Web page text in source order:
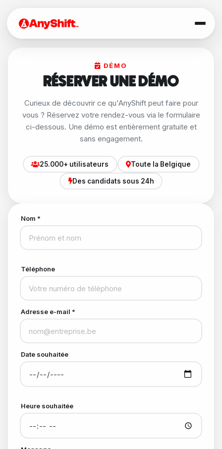
DÉMO
RÉSERVER UNE DÉMO
Curieux de découvrir ce qu'AnyShift peut faire pour
vous ? Réservez votre rendez-vous via le formulaire
ci-dessous. Une démo est entièrement gratuite et
sans engagement.
25.000+ utilisateurs Toute la Belgique
Des candidats sous 24h
Nom *
Téléphone
Adresse e-mail *
Date souhaitée
Heure souhaitée